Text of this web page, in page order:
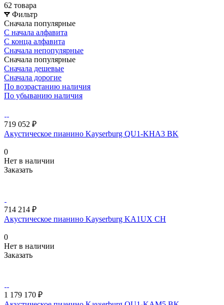
62 товара
Фильтр
Сначала популярные
С начала алфавита
С конца алфавита
Сначала непопулярные
Сначала популярные
Сначала дешевые
Сначала дорогие
По возрастанию наличия
По убыванию наличия
719 052 ₽
Акустическое пианино Kayserburg QU1-KHA3 BK
0
Нет в наличии
Заказать
714 214 ₽
Акустическое пианино Kayserburg KA1UX CH
0
Нет в наличии
Заказать
1 179 170 ₽